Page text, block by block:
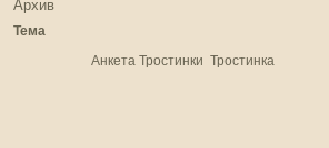
Архив
Тема
Анкета Тростинки Тростинка